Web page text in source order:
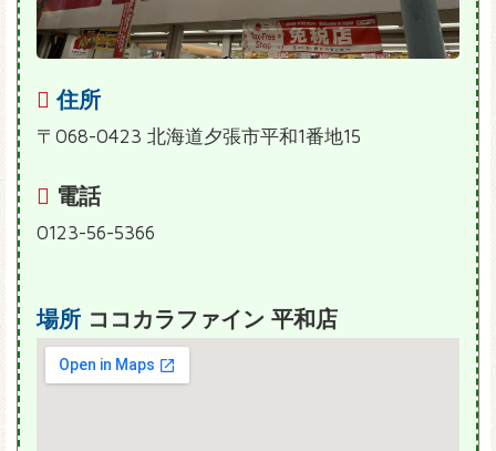
住所
〒068-0423 北海道夕張市平和1番地15
電話
0123-56-5366
場所 ココカラファイン 平和店